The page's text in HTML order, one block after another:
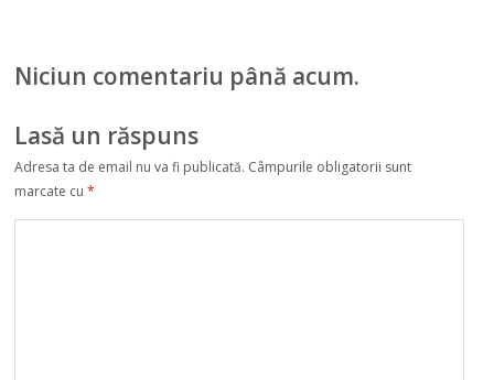
Niciun comentariu până acum.
Lasă un răspuns
Adresa ta de email nu va fi publicată. Câmpurile obligatorii sunt
marcate cu*